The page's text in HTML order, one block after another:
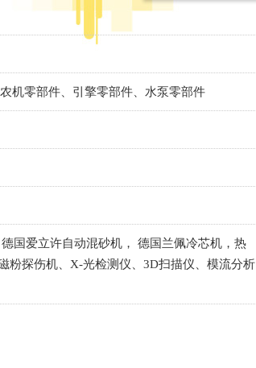
机零部件、引擎零部件、水泵零部件
国爱立许自动混砂机， 德国兰佩冷芯机，热
粉探伤机、X-光检测仪、3D扫描仪、模流分析